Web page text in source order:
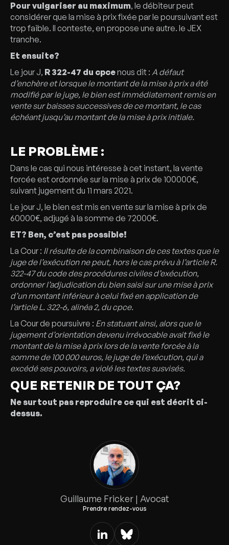
Pour vulgariser au maximum, le débiteur peut
considérer que la mise à prix fixée par le poursuivant est
trop faible. Il conteste, en propose une autre. le JEX
tranche.
Et ensuite?
Le jour J, R 322-47 du cpcenous dit : A défaut
d’enchère et lorsque le montant de la mise à prix a été
modifié par le juge, le bien est immédiatement remis en
vente sur baisses successives de ce montant, le cas
échéant jusqu’au montant de la mise à prix initiale.
LE PROBLÈME :
Dans le cas qui nous intéresse à cet instant, la vente
forcée est ordonnée sur la mise à prix de 100000€,
suivant jugement du 11 mars 2021.
Le jour J, le bien est mis en vente sur la mise à prix de
60000€, adjugé à la somme de 72000€.
ET? Ben, c’est pas possible!
La Cour : Il résulte de la combinaison de ces textes que le
juge de l’exécution ne peut, hors le cas prévu à l’article R.
322-47 du code des procédures civiles d’exécution,
ordonner l’adjudication du bien saisi sur une mise à prix
d’un montant inférieur à celui fixé en application de
l’article L. 322-6, alinéa 2, du cpce.
La Cour de poursuivre : En statuant ainsi, alors que le
jugement d’orientation devenu irrévocable avait fixé le
montant de la mise à prix lors de la vente forcée à la
somme de 100 000 euros, le juge de l’exécution, qui a
excédé ses pouvoirs, a violé les textes susvisés.
QUE RETENIR DE TOUT ÇA?
Ne surtout pas reproduire ce qui est décrit ci-
dessus.
Guillaume Fricker | Avocat
Prendre rendez-vous